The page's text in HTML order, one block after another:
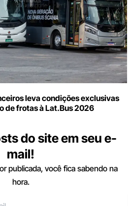
leva condições exclusivas
de frotas à Lat.Bus 2026
do site em seu e-
mail!
publicada, você fica sabendo na
hora.